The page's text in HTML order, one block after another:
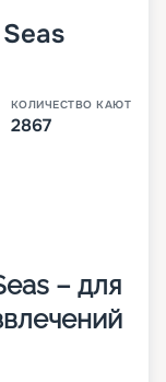
КОЛИЧЕСТВО КАЮТ
2867
– для
круизные